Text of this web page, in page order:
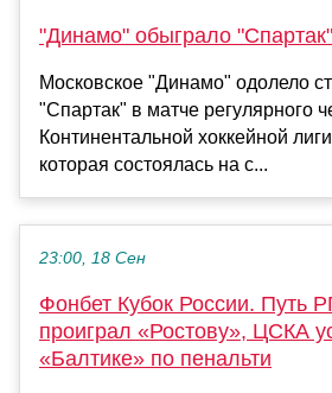
"Динамо" обыграло "Спартак"
Московское "Динамо" одолело
"Спартак" в матче регулярного
Континентальной хоккейной
которая состоялась на с...
23:00, 18 Сен
Фонбет Кубок России. Путь
проиграл «Ростову», ЦСКА
«Балтике» по пенальти